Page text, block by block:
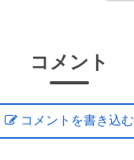
コメント
コメントを書き込む